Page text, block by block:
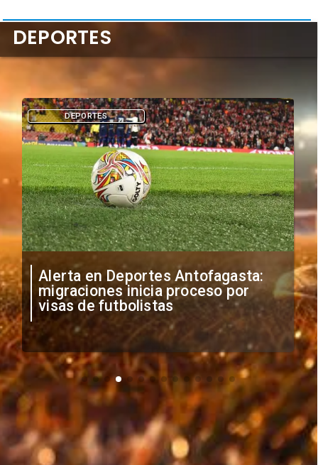
Por la clasificación: Cuándo y
dónde ver el duelo de Cobreloa vs
La Serena por Copa Chile
DEPORTES
DEPORTES